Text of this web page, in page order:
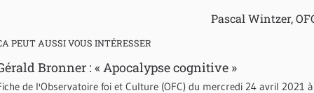
Pascal Wintzer,
PEUT AUSSI VOUS INTÉRESSER
Bronner : « Apocalypse cognitive »
de l'Observatoire foi et Culture (OFC) du mercredi 24 avril 2021 à